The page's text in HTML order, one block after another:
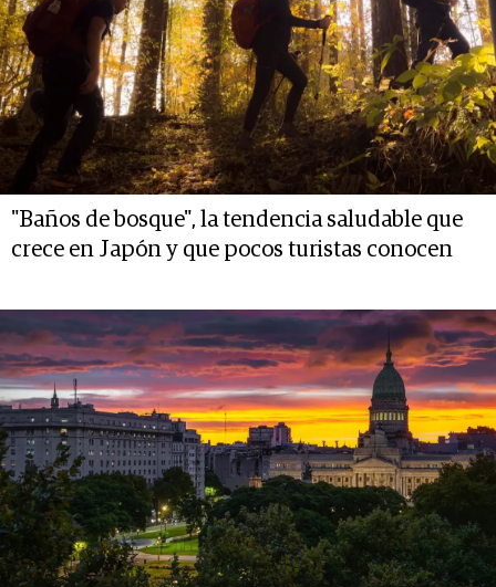
"Baños de bosque", la tendencia saludable que
crece en Japón y que pocos turistas conocen